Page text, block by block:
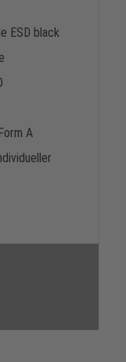
ESD black
A